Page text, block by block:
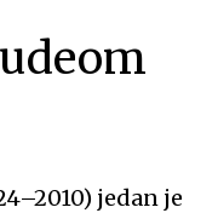
jedan je